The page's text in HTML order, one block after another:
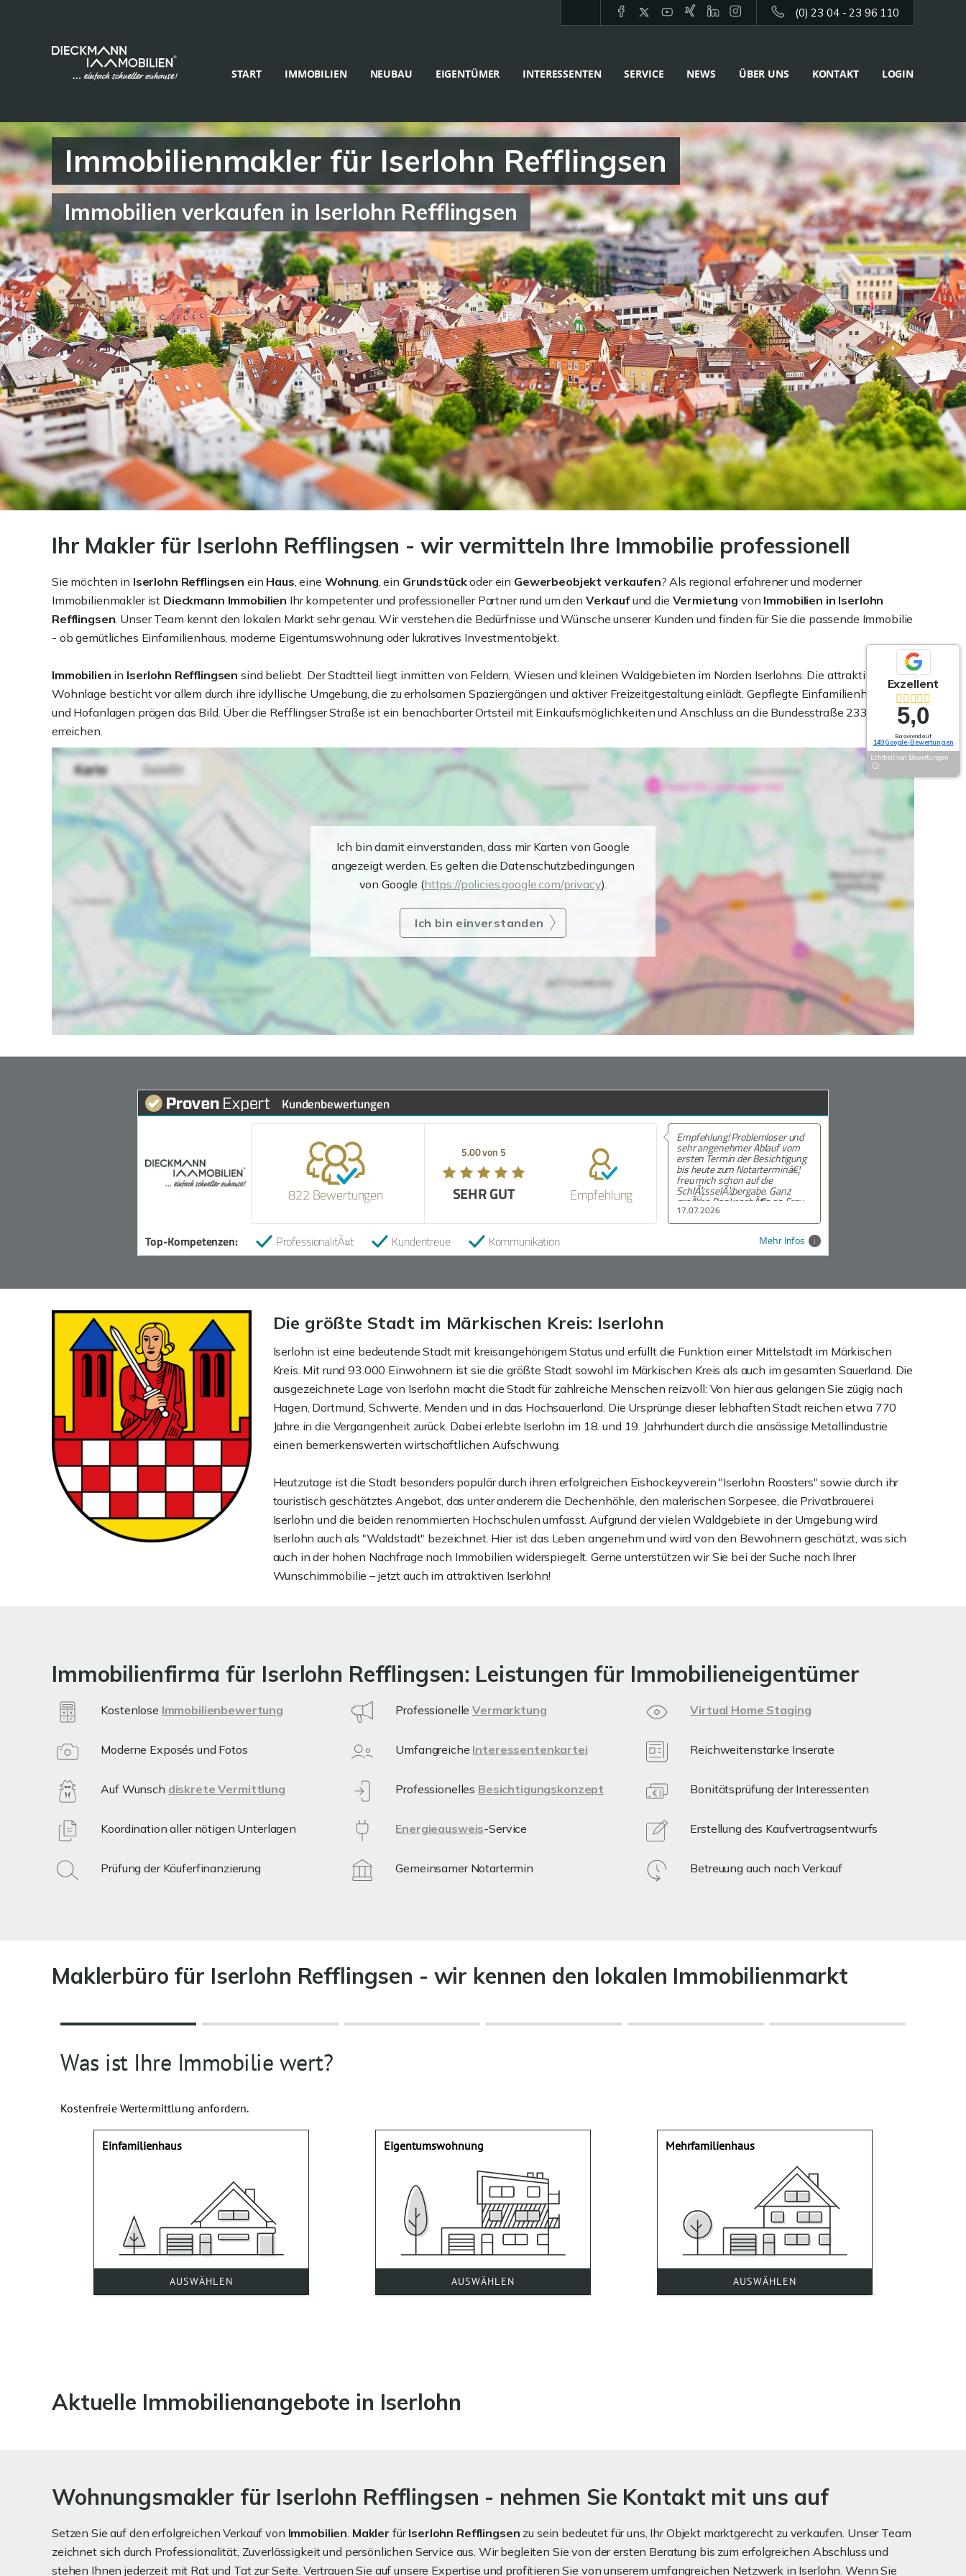
(0) 23 04 - 23 96 110
START IMMOBILIEN NEUBAU EIGENTÜMER INTERESSENTEN SERVICE NEWS ÜBER UNS KONTAKT LOGIN
Immobilienmakler für Iserlohn Refflingsen
Immobilien verkaufen in Iserlohn Refflingsen
Ihr Makler für Iserlohn Refflingsen - wir vermitteln Ihre Immobilie professionell
Sie möchten in Iserlohn Refflingsen ein Haus, eine Wohnung, ein Grundstückoder ein Gewerbeobjekt verkaufen? Als regional erfahrener und moderner
Immobilienmakler ist Dieckmann Immobilien Ihr kompetenter und professioneller Partner rund um den Verkaufund die Vermietungvon Immobilien in Iserlohn
Refflingsen. Unser Team kennt den lokalen Markt sehr genau. Wir verstehen die Bedürfnisse und Wünsche unserer Kunden und finden für Sie die passende Immobilie
- ob gemütliches Einfamilienhaus, moderne Eigentumswohnung oder lukratives Investmentobjekt.
Immobilien in Iserlohn Refflingsen sind beliebt. Der Stadtteil liegt inmitten von Feldern, Wiesen und kleinen Waldgebieten im Norden Iserlohns. Die attraktive
Wohnlage besticht vor allem durch ihre idyllische Umgebung, die zu erholsamen Spaziergängen und aktiver Freizeitgestaltung einlädt. Gepflegte Einfamilienhäuser
und Hofanlagen prägen das Bild. Über die Refflingser Straße ist ein benachbarter Ortsteil mit Einkaufsmöglichkeiten und Anschluss an die Bundesstraße 233 gut zu
erreichen.
Ich bin damit einverstanden, dass mir Karten von Google
angezeigt werden. Es gelten die Datenschutzbedingungen
von Google (https://policies.google.com/privacy).
Ich bin einverstanden
Kundenbewertungen
822 Bewertungen
5.00 von 5
SEHR GUT Empfehlung
17.07.2026
Empfehlung! Problemloser und
sehr angenehmer Ablauf vom
ersten Termin der Besichtigung
bis heute zum Notarterminâ€¦
freu mich schon auf die
SchlÃ¼sselÃ¼bergabe. Ganz
groÃŸes DankeschÃ¶n an Frau
Schmidt!
Mehr Infos
Top-Kompetenzen: ProfessionalitÃ¤t Kundentreue Kommunikation
Die größte Stadt im Märkischen Kreis: Iserlohn
Iserlohn ist eine bedeutende Stadt mit kreisangehörigem Status und erfüllt die Funktion einer Mittelstadt im Märkischen
Kreis. Mit rund 93.000 Einwohnern ist sie die größte Stadt sowohl im Märkischen Kreis als auch im gesamten Sauerland. Die
ausgezeichnete Lage von Iserlohn macht die Stadt für zahlreiche Menschen reizvoll: Von hier aus gelangen Sie zügig nach
Hagen, Dortmund, Schwerte, Menden und in das Hochsauerland. Die Ursprünge dieser lebhaften Stadt reichen etwa 770
Jahre in die Vergangenheit zurück. Dabei erlebte Iserlohn im 18. und 19. Jahrhundert durch die ansässige Metallindustrie
einen bemerkenswerten wirtschaftlichen Aufschwung.
Heutzutage ist die Stadt besonders populär durch ihren erfolgreichen Eishockeyverein "Iserlohn Roosters" sowie durch ihr
touristisch geschätztes Angebot, das unter anderem die Dechenhöhle, den malerischen Sorpesee, die Privatbrauerei
Iserlohn und die beiden renommierten Hochschulen umfasst. Aufgrund der vielen Waldgebiete in der Umgebung wird
Iserlohn auch als "Waldstadt" bezeichnet. Hier ist das Leben angenehm und wird von den Bewohnern geschätzt, was sich
auch in der hohen Nachfrage nach Immobilien widerspiegelt. Gerne unterstützen wir Sie bei der Suche nach Ihrer
Wunschimmobilie – jetzt auch im attraktiven Iserlohn!
Immobilienfirma für Iserlohn Refflingsen: Leistungen für Immobilieneigentümer
Kostenlose Immobilienbewertung ProfessionelleVermarktung Virtual Home Staging
Moderne Exposés und Fotos Umfangreiche Interessentenkartei Reichweitenstarke Inserate
Auf Wunsch diskrete Vermittlung Professionelles Besichtigungskonzept Bonitätsprüfung der Interessenten
Koordination aller nötigen Unterlagen Energieausweis-Service Erstellung des Kaufvertragsentwurfs
Prüfung der Käuferfinanzierung Gemeinsamer Notartermin Betreuung auch nach Verkauf
Maklerbüro für Iserlohn Refflingsen - wir kennen den lokalen Immobilienmarkt
Aktuelle Immobilienangebote in Iserlohn
Wohnungsmakler für Iserlohn Refflingsen - nehmen Sie Kontakt mit uns auf
Setzen Sie auf den erfolgreichen Verkauf von Immobilien. Makler fürIserlohn Refflingsen zu sein bedeutet für uns, Ihr Objekt marktgerecht zu verkaufen. Unser Team
zeichnet sich durch Professionalität, Zuverlässigkeit und persönlichen Service aus. Wir begleiten Sie von der ersten Beratung bis zum erfolgreichen Abschluss und
stehen Ihnen jederzeit mit Rat und Tat zur Seite. Vertrauen Sie auf unsere Expertise und profitieren Sie von unserem umfangreichen Netzwerk in Iserlohn. Wenn Sie
Exzellent
5,0
Basierend auf
149 Google-Bewertungen
Echtheit von Bewertungen